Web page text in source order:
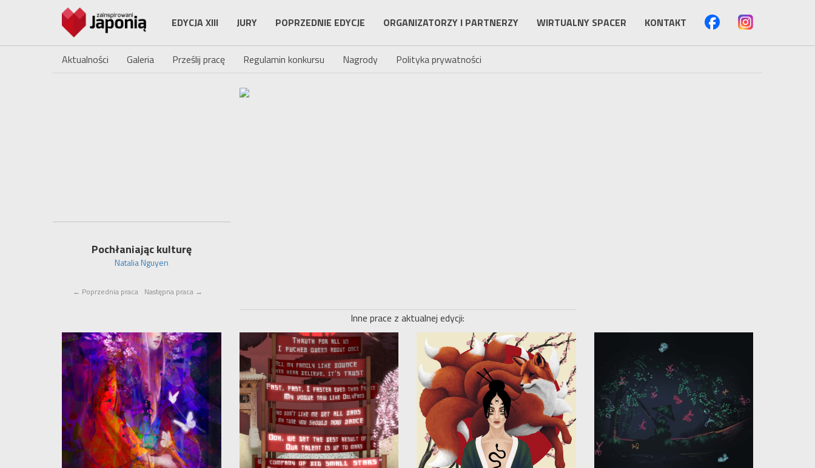
EDYCJA XIII JURY POPRZEDNIE EDYCJE ORGANIZATORZY I PARTNERZY WIRTUALNY SPACER KONTAKT
Aktualności Galeria Prześlij pracę Regulamin konkursu Nagrody Polityka prywatności
Pochłaniając kulturę
Natalia Nguyen
← Poprzednia praca Następna praca →
Inne prace z aktualnej edycji: